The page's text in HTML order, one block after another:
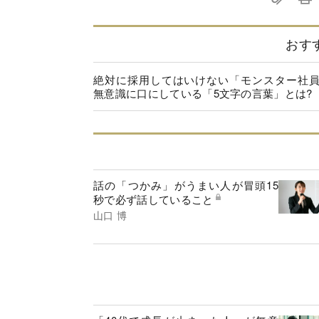
おす
絶対に採用してはいけない「モンスター社
無意識に口にしている「5文字の言葉」とは?
話の「つかみ」がうまい人が冒頭15
秒で必ず話していること
山口 博